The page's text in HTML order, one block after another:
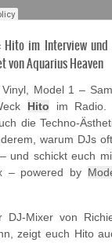
Hito im Interview und
von Aquarius Heaven
Vinyl, Model 1 –
Hito im Radio.
die Techno-
warum DJs
und schickt euch
– powered by
DJ-Mixer von
zeigt euch Hito